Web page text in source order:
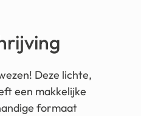
Deze lichte,
een makkelijke
formaat